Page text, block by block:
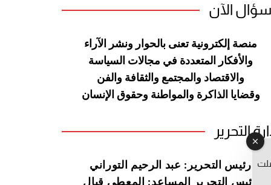
الآن
منصة إلكترونية تعنى بالحوار ونشر
الآراء
والأفكار المتعددة في مجالات السياسة
والاقتصاد والمجتمع والثقافة والفن
وقضايا الذاكرة والمواطنة وحقوق الإنسان
التحرير
رئيس التحرير: عبد الرحيم التوراني
رئيس التحرير المساعد: المعطي قبال